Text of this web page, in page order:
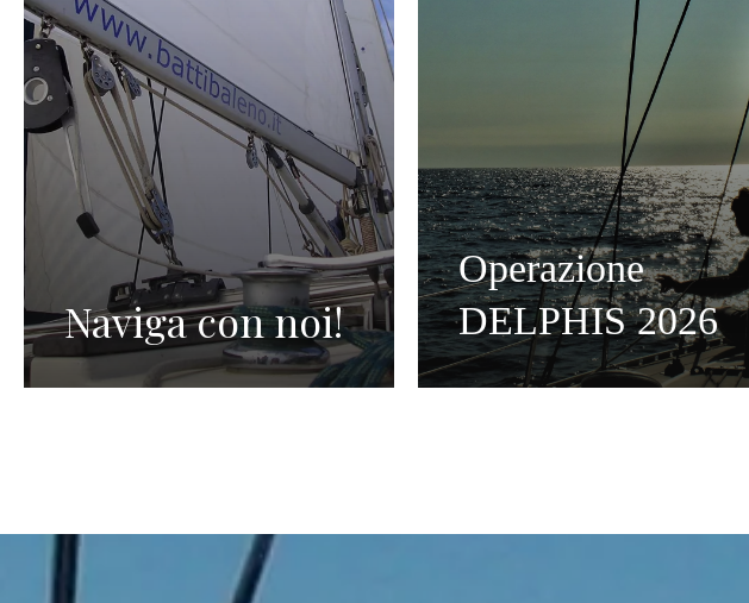
Naviga con noi!
Operazione
DELPHIS 2026